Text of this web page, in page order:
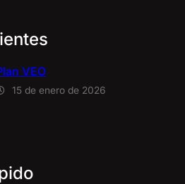
VEO
15 de enero de 2026